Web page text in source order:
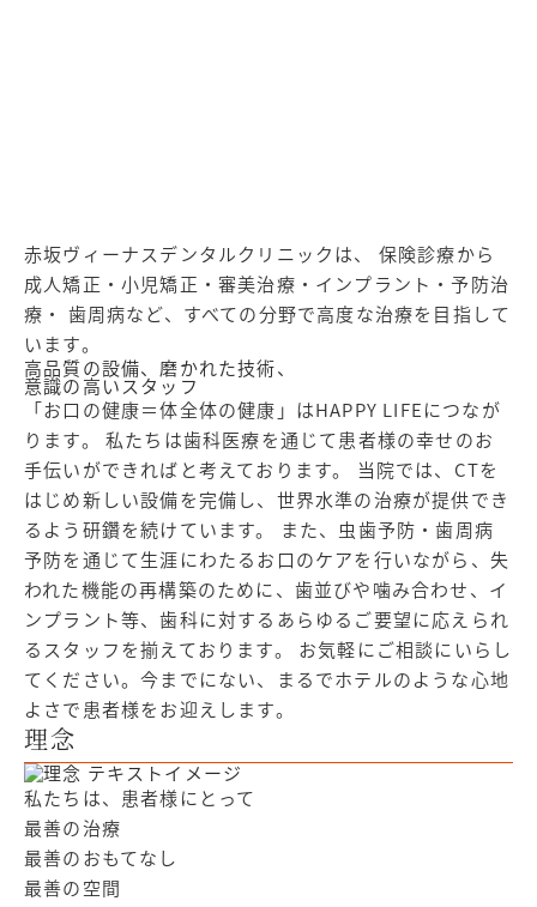
赤坂ヴィーナスデンタルクリニックは、
保険診療から
成人矯正・小児矯正・審美治療・インプラント・予防治
療・ 歯周病など、すべての分野で高度な治療を目指して
います。
高品質の設備、磨かれた技術、
意識の高いスタッフ
「お口の健康＝体全体の健康」はHAPPY LIFEにつなが
ります。 私たちは歯科医療を通じて患者様の幸せのお
手伝いができればと考えております。 当院では、CTを
はじめ新しい設備を完備し、世界水準の治療が提供でき
るよう研鑽を続けています。 また、虫歯予防・歯周病
予防を通じて生涯にわたるお口のケアを行いながら、失
われた機能の再構築のために、歯並びや噛み合わせ、イ
ンプラント等、歯科に対するあらゆるご要望に応えられ
るスタッフを揃えております。 お気軽にご相談にいらし
てください。今までにない、まるでホテルのような心地
よさで患者様をお迎えします。
理念
私たちは、患者様にとって
最善の治療
最善のおもてなし
最善の空間